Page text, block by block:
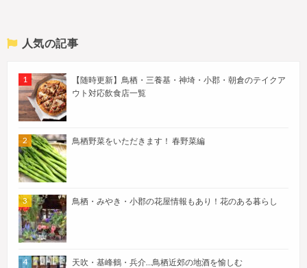
人気の記事
【随時更新】鳥栖・三養基・神埼・小郡・朝倉のテイクア
ウト対応飲食店一覧
鳥栖野菜をいただきます！ 春野菜編
鳥栖・みやき・小郡の花屋情報もあり！花のある暮らし
天吹・基峰鶴・兵介…鳥栖近郊の地酒を愉しむ